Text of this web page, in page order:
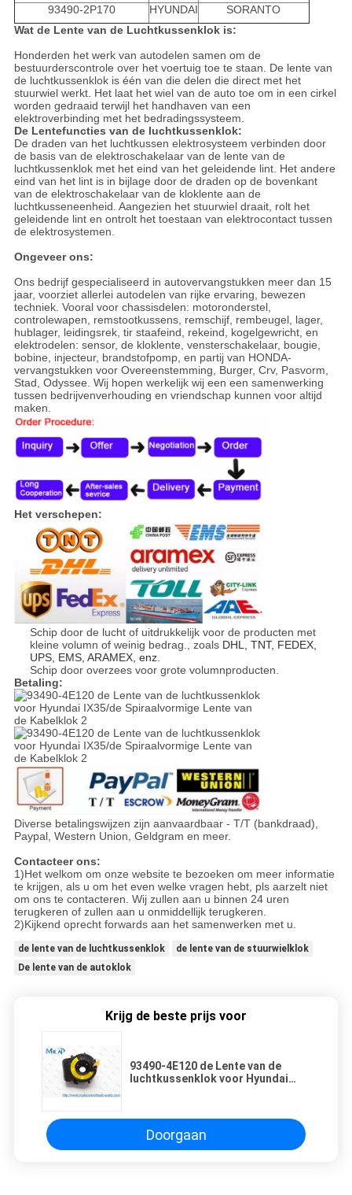
93490-2P170 HYUNDAI
SORANTO
Wat de Lente van de Luchtkussenklok is:
Honderden het werk van autodelen samen om de
bestuurderscontrole over het voertuig toe te staan. De lente van
de luchtkussenklok is één van die delen die direct met het
stuurwiel werkt. Het laat het wiel van de auto toe om in een cirkel
worden gedraaid terwijl het handhaven van een
elektroverbinding met het bedradingssysteem.
De Lentefuncties van de luchtkussenklok:
De draden van het luchtkussen elektrosysteem verbinden door
de basis van de elektroschakelaar van de lente van de
luchtkussenklok met het eind van het geleidende lint. Het andere
eind van het lint is in bijlage door de draden op de bovenkant
van de elektroschakelaar van de kloklente aan de
luchtkusseneenheid. Aangezien het stuurwiel draait, rolt het
geleidende lint en ontrolt het toestaan van elektrocontact tussen
de elektrosystemen.
Ongeveer ons:
Ons bedrijf gespecialiseerd in autovervangstukken meer dan 15
jaar, voorziet allerlei autodelen van rijke ervaring, bewezen
techniek. Vooral voor chassisdelen: motoronderstel,
controlewapen, remstootkussens, remschijf, rembeugel, lager,
hublager, leidingsrek, tir staafeind, rekeind, kogelgewricht, en
elektrodelen: sensor, de kloklente, vensterschakelaar, bougie,
bobine, injecteur, brandstofpomp, en partij van HONDA-
vervangstukken voor Overeenstemming, Burger, Crv, Pasvorm,
Stad, Odyssee. Wij hopen werkelijk wij een een samenwerking
tussen bedrijvenverhouding en vriendschap kunnen voor altijd
maken.
Het verschepen:
Schip door de lucht of uitdrukkelijk voor de producten met
kleine volumn of weinig bedrag., zoals DHL, TNT, FEDEX,
UPS, EMS, ARAMEX, enz.
Schip door overzees voor grote volumnproducten.
Betaling:
Diverse betalingswijzen zijn aanvaardbaar - T/T (bankdraad),
Paypal, Western Union, Geldgram en meer.
Contacteer ons:
1)Het welkom om onze website te bezoeken om meer informatie
te krijgen, als u om het even welke vragen hebt, pls aarzelt niet
om ons te contacteren. Wij zullen aan u binnen 24 uren
terugkeren of zullen aan u onmiddellijk terugkeren.
2)Kijkend oprecht forwards aan het samenwerken met u.
de lente van de luchtkussenklok
de lente van de stuurwielklok
De lente van de autoklok
Krijg de beste prijs voor
93490-4E120 de Lente van de
luchtkussenklok voor Hyundai
Doorgaan